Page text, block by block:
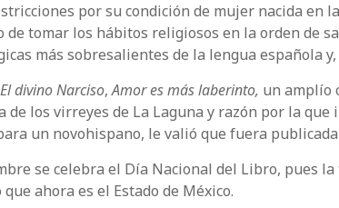
por su condición de mujer nacida en
tomar los hábitos religiosos en la orden de
más sobresalientes de la lengua española
El divino Narciso,Amor es más laberinto, un amplío
los virreyes de La Laguna y razón por la
un novohispano, le valió que fuera
se celebra el Día Nacional del Libro, pues
ahora es el Estado de México.